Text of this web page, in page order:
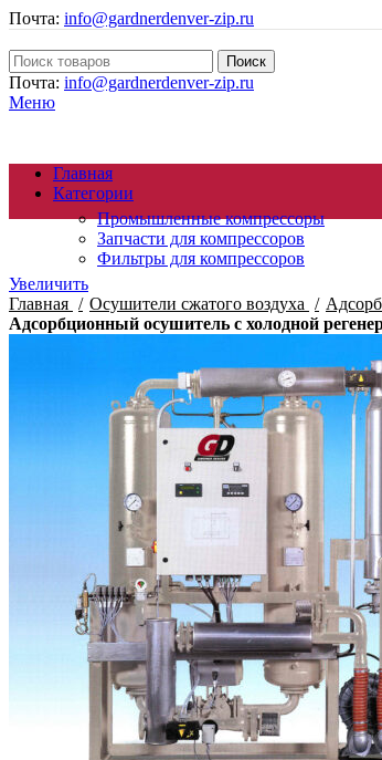
Почта: info@gardnerdenver-zip.ru
Поиск
Почта: info@gardnerdenver-zip.ru
Меню
Главная
Категории
Промышленные компрессоры
Запчасти для компрессоров
Фильтры для компрессоров
Осушители сжатого воздуха
Генераторы азота
Циклонные сепараторы
Магистральные фильтры
Компрессорное масло
Гидравлические фильтры
Разделение конденсата
О компании
Контакты
Увеличить
Главная
Осушители сжатого воздуха
Адсорбционный осушитель c холодной